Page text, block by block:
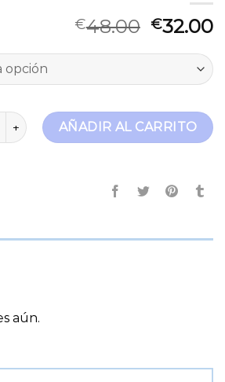
€48.00 €32.00
mujer cantidad
AÑADIR AL CARRITO
aún.